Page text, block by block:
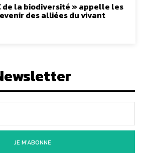
de la biodiversité » appelle les
des alliées du vivant
JE M'ABONNE